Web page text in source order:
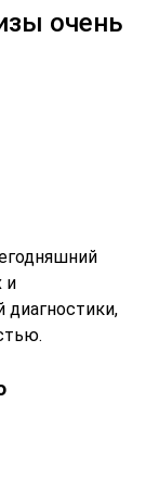
очень
и
диагностики,